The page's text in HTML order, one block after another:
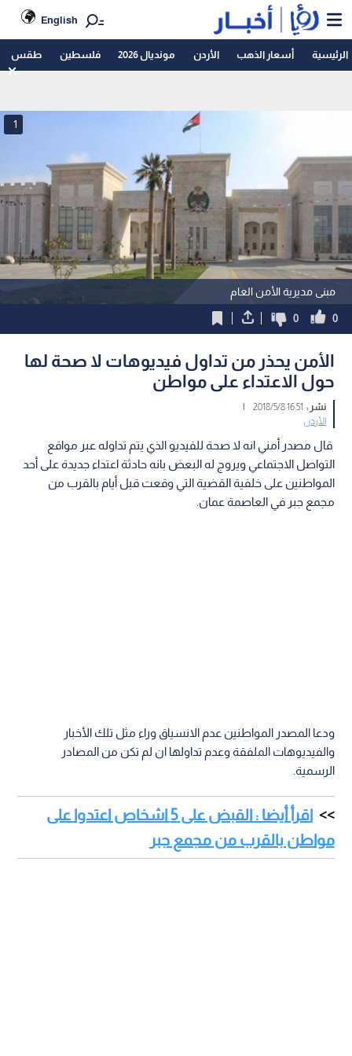
English
الرئيسية أسعار الذهب الأردن مونديال 2026 فلسطين طقس
مبنى مديرية الأمن العام
1
0
0
الأمن يحذر من تداول فيديوهات لا صحة لها
حول الاعتداء على مواطن
نشر : 16:51 2018/5/8
|
الأردن
قال مصدر أمني انه لا صحة للفيديو الذي يتم تداوله عبر مواقع
التواصل الاجتماعي ويروج له البعض بانه حادثة اعتداء جديدة على أحد
المواطنين على خلفية القضية التي وقعت قبل أيام بالقرب من
مجمع جبر في العاصمة عمان.
ودعا المصدر المواطنين عدم الانسياق وراء مثل تلك الأخبار
والفيديوهات الملفقة وعدم تداولها ان لم تكن من المصادر
الرسمية.
اقرأ أيضا : القبض على 5 اشخاص اعتدوا على
مواطن بالقرب من مجمع جبر